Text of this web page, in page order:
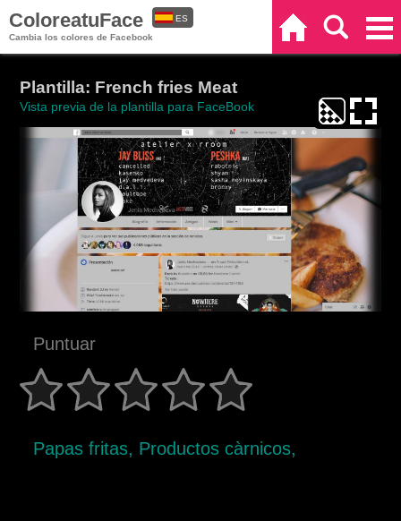
ColoreatuFace
Cambia los colores de Facebook
ES
Plantilla: French fries Meat
Vista previa de la plantilla para FaceBook
Puntuar
Papas fritas, Productos càrnicos,